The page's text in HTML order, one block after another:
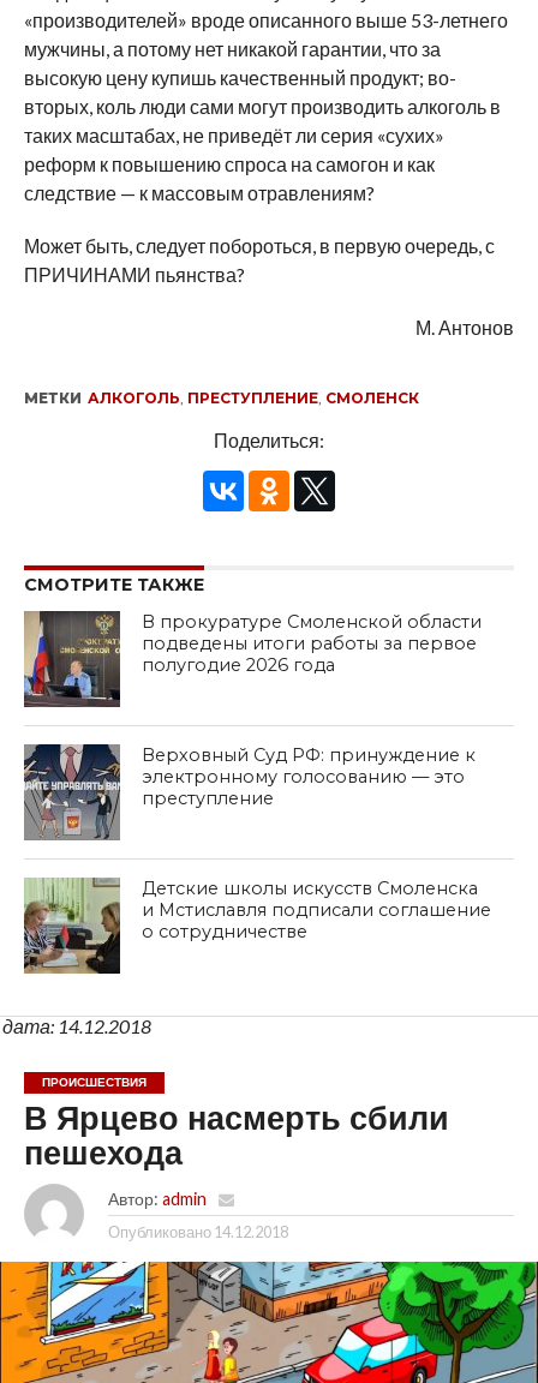
«производителей» вроде описанного выше 53-летнего
мужчины, а потому нет никакой гарантии, что за
высокую цену купишь качественный продукт; во-
вторых, коль люди сами могут производить алкоголь в
таких масштабах, не приведёт ли серия «сухих»
реформ к повышению спроса на самогон и как
следствие — к массовым отравлениям?
Может быть, следует побороться, в первую очередь, с
ПРИЧИНАМИ пьянства?
М. Антонов
МЕТКИ АЛКОГОЛЬ ПРЕСТУПЛЕНИЕ, СМОЛЕНСК
Поделиться:
СМОТРИТЕ ТАКЖЕ
В прокуратуре Смоленской области
подведены итоги работы за первое
полугодие 2026 года
Верховный Суд РФ: принуждение к
электронному голосованию — это
преступление
Детские школы искусств Смоленска
и Мстиславля подписали соглашение
о сотрудничестве
дата: 14.12.2018
ПРОИСШЕСТВИЯ
В Ярцево насмерть сбили
пешехода
Автор: admin
Опубликовано 14.12.2018